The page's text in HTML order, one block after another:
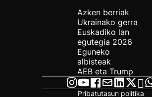
Azken berriak
Ukrainako gerra
Euskadiko lan
egutegia 2026
Eguneko
albisteak
AEB eta Trump
Pribatutasun politika